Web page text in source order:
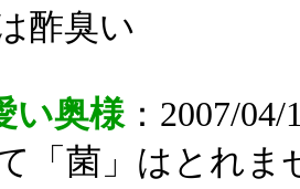
酢臭い
い奥様：2007/04/
「菌」はとれま